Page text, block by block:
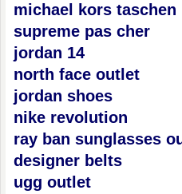
michael kors taschen
supreme pas cher
jordan 14
north face outlet
jordan shoes
nike revolution
ray ban sunglasses
designer belts
ugg outlet